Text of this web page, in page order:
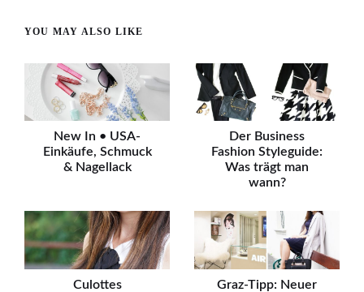
YOU MAY ALSO LIKE
New In • USA-
Einkäufe, Schmuck
& Nagellack
Der Business
Fashion Styleguide:
Was trägt man
wann?
Culottes
Graz-Tipp: Neuer